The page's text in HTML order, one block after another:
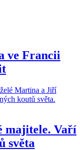
ve Francii
majitele. Vaří
světa